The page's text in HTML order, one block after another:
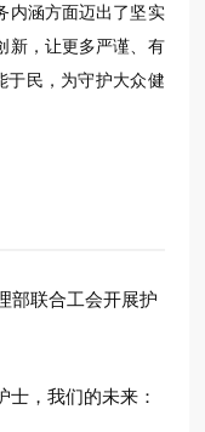
内涵方面迈出了坚实
新，让更多严谨、有
于民，为守护大众健
部联合工会开展护
，我们的未来：